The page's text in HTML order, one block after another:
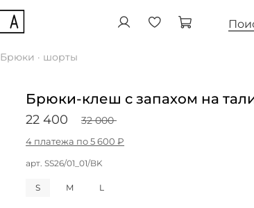
Брюки · шорты
арт.SS26/01_01/BK
Брюки-клеш с запахом на
22 400 32 000
4 платежа по 5 600 ₽
S M L